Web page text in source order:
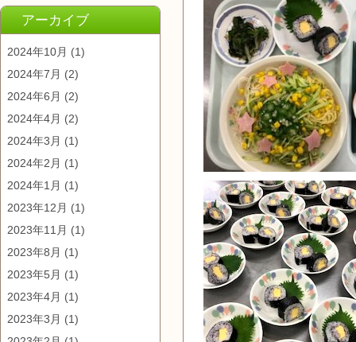
アーカイブ
2024年10月 (1)
2024年7月 (2)
2024年6月 (2)
2024年4月 (2)
2024年3月 (1)
2024年2月 (1)
2024年1月 (1)
2023年12月 (1)
2023年11月 (1)
2023年8月 (1)
2023年5月 (1)
2023年4月 (1)
2023年3月 (1)